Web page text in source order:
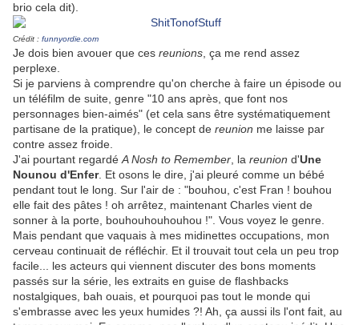
brio cela dit).
Crédit : funnyordie.com
Je dois bien avouer que ces reunions , ça me rend assez
perplexe.
Si je parviens à comprendre qu'on cherche à faire un épisode ou
un téléfilm de suite, genre "10 ans après, que font nos
personnages bien-aimés" (et cela sans être systématiquement
partisane de la pratique), le concept de reunion me laisse par
contre assez froide.
J'ai pourtant regardé A Nosh to Remember , la reunion d'Une
Nounou d'Enfer. Et osons le dire, j'ai pleuré comme un bébé
pendant tout le long. Sur l'air de : "bouhou, c'est Fran ! bouhou
elle fait des pâtes ! oh arrêtez, maintenant Charles vient de
sonner à la porte, bouhouhouhouhou !". Vous voyez le genre.
Mais pendant que vaquais à mes midinettes occupations, mon
cerveau continuait de réfléchir. Et il trouvait tout cela un peu trop
facile... les acteurs qui viennent discuter des bons moments
passés sur la série, les extraits en guise de flashbacks
nostalgiques, bah ouais, et pourquoi pas tout le monde qui
s'embrasse avec les yeux humides ?! Ah, ça aussi ils l'ont fait, au